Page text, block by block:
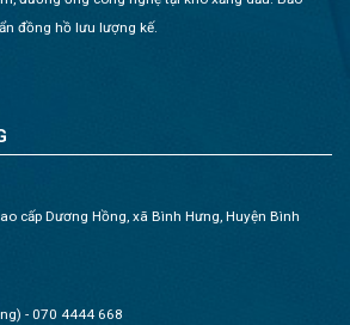
đồng hồ lưu lượng kế.
cấp Dương Hồng, xã Bình Hưng, Huyện Bình
- 070 4444 668